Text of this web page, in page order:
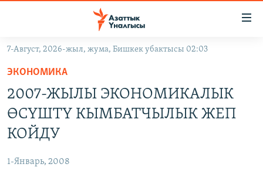
Навигацияга
өтүңүз
салыңыз
САЯСАТ
МАДАНИЯТ
ДҮЙНӨ
УКРАИНА
ТВ ПРОГРАММАЛАР
7-Август, 2026-жыл, жума, Бишкек убактысы 02:03
ЭКОНОМИКА
2007-ЖЫЛЫ ЭКОНОМИКАЛЫК
ӨСҮШТҮ КЫМБАТЧЫЛЫК ЖЕП
КОЙДУ
1-Январь, 2008